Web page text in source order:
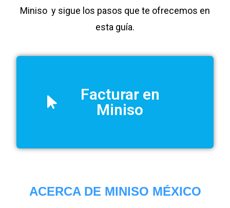
Miniso y sigue los pasos que te ofrecemos en
esta guía.
Facturar en
Miniso
ACERCA DE MINISO MÉXICO